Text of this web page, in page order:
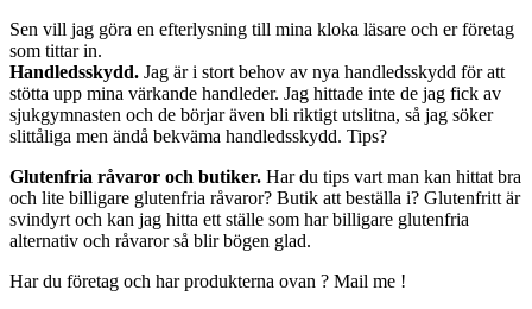
Sen vill jag göra en efterlysning till mina kloka läsare och er företag
som tittar in.
Handledsskydd. Jag är i stort behov av nya handledsskydd för att
stötta upp mina värkande handleder. Jag hittade inte de jag fick av
sjukgymnasten och de börjar även bli riktigt utslitna, så jag söker
slittåliga men ändå bekväma handledsskydd. Tips?
Glutenfria råvaror och butiker. Har du tips vart man kan hittat bra
och lite billigare glutenfria råvaror? Butik att beställa i? Glutenfritt är
svindyrt och kan jag hitta ett ställe som har billigare glutenfria
alternativ och råvaror så blir bögen glad.
Har du företag och har produkterna ovan ? Mail me !